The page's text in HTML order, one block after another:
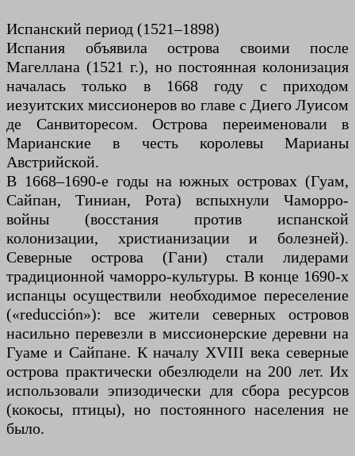
Испанский период (1521–1898)
Испания объявила острова своими после
Магеллана (1521 г.), но постоянная колонизация
началась только в 1668 году с приходом
иезуитских миссионеров во главе с Диего Луисом
де Санвиторесом. Острова переименовали в
Марианские в честь королевы Марианы
Австрийской.
В 1668–1690-е годы на южных островах (Гуам,
Сайпан, Тиниан, Рота) вспыхнули Чаморро-
войны (восстания против испанской
колонизации, христианизации и болезней).
Северные острова (Гани) стали лидерами
традиционной чаморро-культуры. В конце 1690-х
испанцы осуществили необходимое переселение
(«reducción»): все жители северных островов
насильно перевезли в миссионерские деревни на
Гуаме и Сайпане. К началу XVIII века северные
острова практически обезлюдели на 200 лет. Их
использовали эпизодически для сбора ресурсов
(кокосы, птицы), но постоянного населения не
было.